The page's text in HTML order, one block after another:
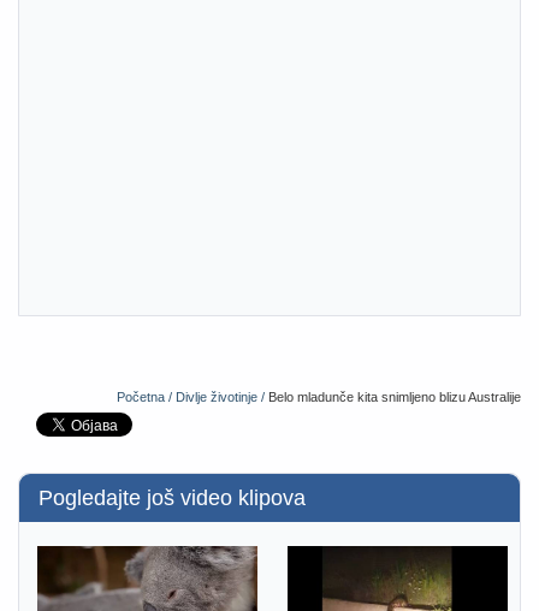
Početna / Divlje životinje / Belo mladunče kita snimljeno blizu Australije
Pogledajte još video klipova